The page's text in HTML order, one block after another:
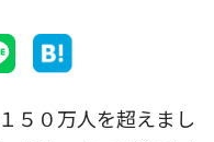
５０万人を超えまし